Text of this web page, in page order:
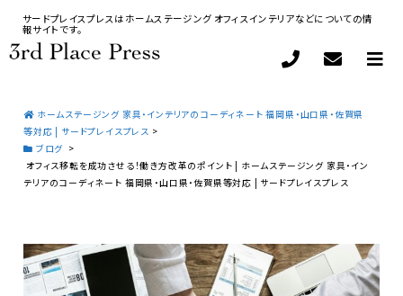
サードプレイスプレスはホームステージング オフィスインテリアなどについての情
報サイトです。
ホームステージング 家具・インテリアのコーディネート 福岡県・山口県・佐賀県
等対応 | サードプレイスプレス >
ブログ >
オフィス移転を成功させる！働き方改革のポイント | ホームステージング 家具・イン
テリアのコーディネート 福岡県・山口県・佐賀県等対応 | サードプレイスプレス